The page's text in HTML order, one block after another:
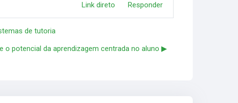
Link direto Responder
de tutoria
o potencial da aprendizagem centrada no aluno ▶︎